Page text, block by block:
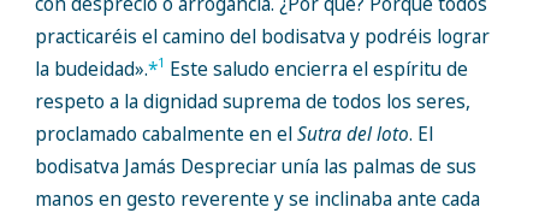
practicaréis el camino del bodisatva y podréis lograr
la budeidad».*1 Este saludo encierra el espíritu de
respeto a la dignidad suprema de todos los seres,
proclamado cabalmente en elSutra del loto. El
bodisatva Jamás Despreciar unía las palmas de sus
manos en gesto reverente y se inclinaba ante cada